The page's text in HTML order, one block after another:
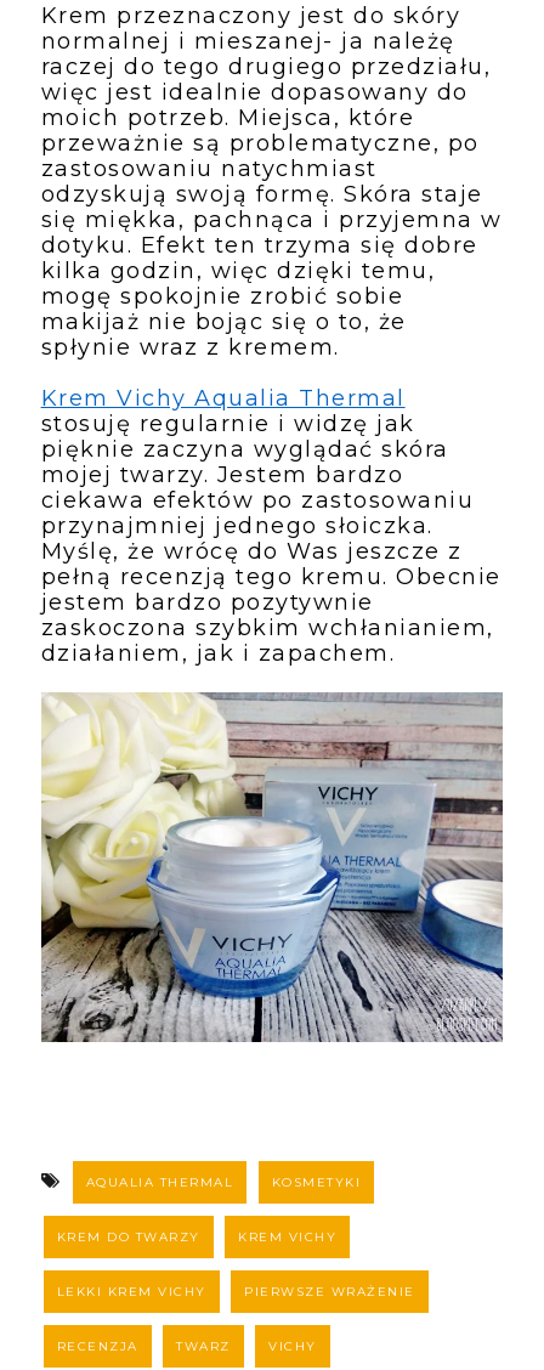
Krem przeznaczony jest do skóry
normalnej i mieszanej- ja należę
raczej do tego drugiego przedziału,
więc jest idealnie dopasowany do
moich potrzeb. Miejsca, które
przeważnie są problematyczne, po
zastosowaniu natychmiast
odzyskują swoją formę. Skóra staje
się miękka, pachnąca i przyjemna w
dotyku. Efekt ten trzyma się dobre
kilka godzin, więc dzięki temu,
mogę spokojnie zrobić sobie
makijaż nie bojąc się o to, że
spłynie wraz z kremem.
Krem Vichy Aqualia Thermal
stosuję regularnie i widzę jak
pięknie zaczyna wyglądać skóra
mojej twarzy. Jestem bardzo
ciekawa efektów po zastosowaniu
przynajmniej jednego słoiczka.
Myślę, że wrócę do Was jeszcze z
pełną recenzją tego kremu. Obecnie
jestem bardzo pozytywnie
zaskoczona szybkim wchłanianiem,
działaniem, jak i zapachem.
AQUALIA THERMAL KOSMETYKI
KREM DO TWARZY KREM VICHY
LEKKI KREM VICHY PIERWSZE WRAŻENIE
RECENZJA TWARZ VICHY